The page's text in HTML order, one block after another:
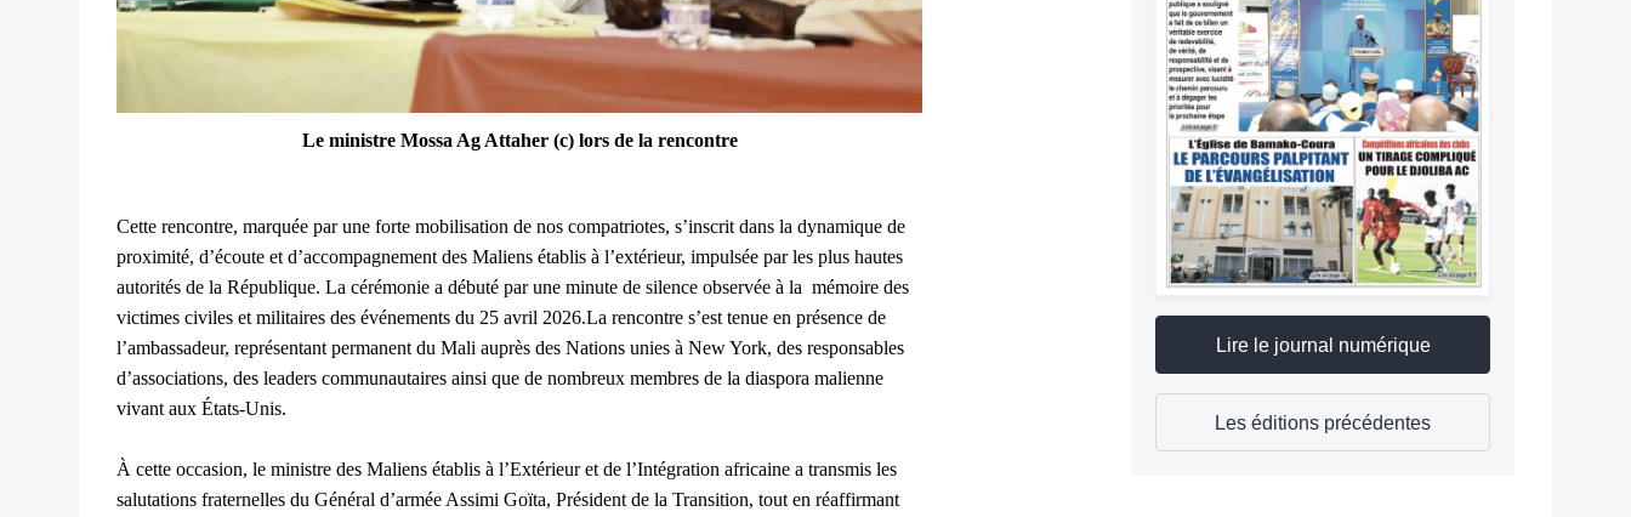
Le ministre Mossa Ag Attaher (c) lors de la rencontre
Cette rencontre, marquée par une forte mobilisation de nos compatriotes, s’inscrit dans la dynamique de
proximité, d’écoute et d’accompagnement des Maliens établis à l’extérieur, impulsée par les plus hautes
autorités de la République. La cérémonie a débuté par une minute de silence observée à la mémoire des
victimes civiles et militaires des événements du 25 avril 2026.La rencontre s’est tenue en présence de
l’ambassadeur, représentant permanent du Mali auprès des Nations unies à New York, des responsables
d’associations, des leaders communautaires ainsi que de nombreux membres de la diaspora malienne
vivant aux États-Unis.
À cette occasion, le ministre des Maliens établis à l’Extérieur et de l’Intégration africaine a transmis les
salutations fraternelles du Général d’armée Assimi Goïta, Président de la Transition, tout en réaffirmant
Lire le journal numérique
Les éditions précédentes